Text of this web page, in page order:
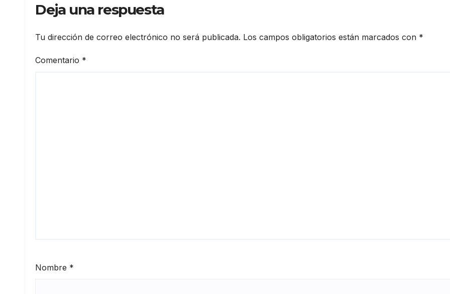
Deja una respuesta
Tu dirección de correo electrónico no será publicada. Los campos obligatorios están marcados con *
Comentario *
Nombre *